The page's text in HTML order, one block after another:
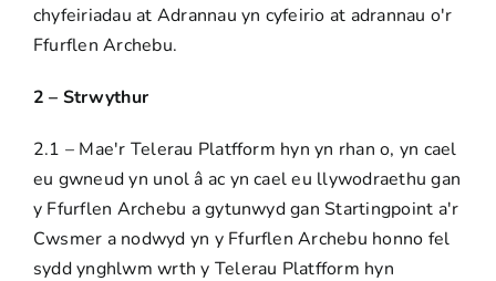
chyfeiriadau at Adrannau yn cyfeirio at adrannau o'r
Ffurflen Archebu.
2 – Strwythur
2.1 – Mae'r Telerau Platfform hyn yn rhan o, yn cael
eu gwneud yn unol â ac yn cael eu llywodraethu gan
y Ffurflen Archebu a gytunwyd gan Startingpoint a'r
Cwsmer a nodwyd yn y Ffurflen Archebu honno fel
sydd ynghlwm wrth y Telerau Platfform hyn